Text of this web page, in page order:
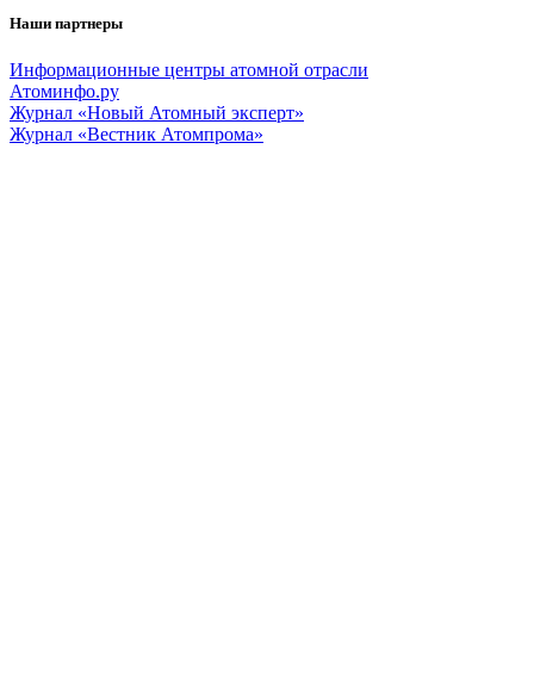
Наши партнеры
Информационные центры атомной отрасли
Атоминфо.ру
Журнал «Новый Атомный эксперт»
Журнал «Вестник Атомпрома»